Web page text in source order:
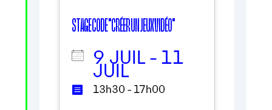
STAGE CODE "CRÉER UN JEUX VIDÉO"
9 JUIL - 11
JUIL
13h30 - 17h00